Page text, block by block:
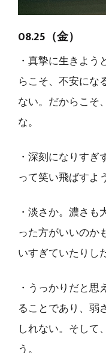
08.25（金）
・真摯に生きよ
らこそ、不安にな
ない。だからこそ
な。
・深刻になりす
って笑い飛ばすよ
・淡さか。濃さ
った方がいいのか
いすぎていたりし
・うっかりだと
ることであり、弱
しれない。そして
う。